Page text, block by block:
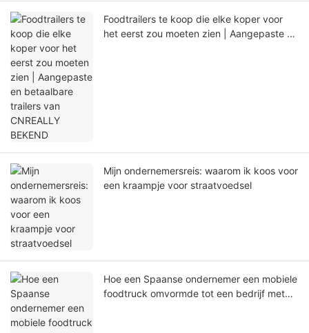
Foodtrailers te koop die elke koper voor
het eerst zou moeten zien | Aangepaste en
Mijn ondernemersreis: waarom ik koos voor
een kraampje voor straatvoedsel
Hoe een Spaanse ondernemer een mobiele
foodtruck omvormde tot een bedrijf met